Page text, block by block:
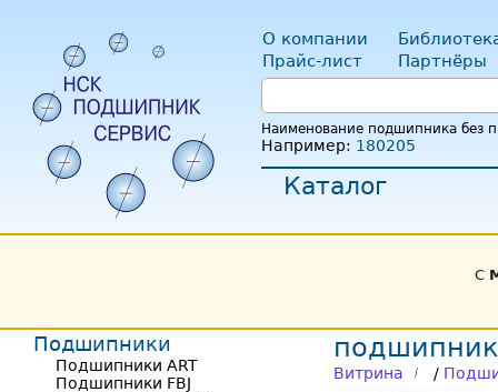
О компании
Прайс-лист
Партнёры
Наименование подшипника без
Например: 180205
Каталог
С
Витрина /
Подшипники
Подшипники ART
Подшипники FBJ